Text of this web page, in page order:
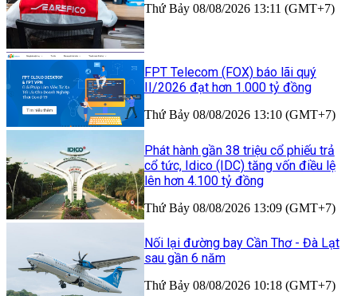
Thứ Bảy 08/08/2026 13:11 (GMT+7)
FPT Telecom (FOX) báo lãi quý
II/2026 đạt hơn 1.000 tỷ đồng
Thứ Bảy 08/08/2026 13:10 (GMT+7)
Phát hành gần 38 triệu cổ phiếu trả
cổ tức, Idico (IDC) tăng vốn điều lệ
lên hơn 4.100 tỷ đồng
Thứ Bảy 08/08/2026 13:09 (GMT+7)
Nối lại đường bay Cần Thơ - Đà Lạt
sau gần 6 năm
Thứ Bảy 08/08/2026 10:18 (GMT+7)